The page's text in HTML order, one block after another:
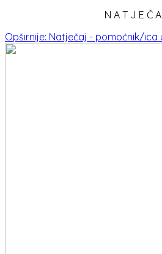
N A T J E Č
Opširnije: Natječaj - pomoćnik/ica